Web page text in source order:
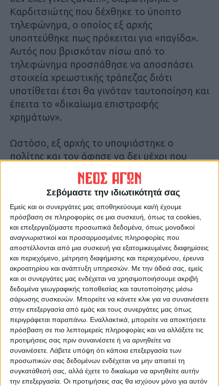
Σεβόμαστε την ιδιωτικότητά σας
Εμείς και οι συνεργάτες μας αποθηκεύουμε και/ή έχουμε
πρόσβαση σε πληροφορίες σε μια συσκευή, όπως τα cookies,
και επεξεργαζόμαστε προσωπικά δεδομένα, όπως μοναδικοί
αναγνωριστικοί και προσαρμοσμένες πληροφορίες που
αποστέλλονται από μια συσκευή για εξατομικευμένες διαφημίσεις
και περιεχόμενο, μέτρηση διαφήμισης και περιεχομένου, έρευνα
ακροατηρίου και ανάπτυξη υπηρεσιών. Με την άδειά σας, εμείς
και οι συνεργάτες μας ενδέχεται να χρησιμοποιήσουμε ακριβή
δεδομένα γεωγραφικής τοποθεσίας και ταυτοποίησης μέσω
σάρωσης συσκευών. Μπορείτε να κάνετε κλικ για να συναινέσετε
στην επεξεργασία από εμάς και τους συνεργάτες μας όπως
περιγράφεται παραπάνω. Εναλλακτικά, μπορείτε να αποκτήσετε
πρόσβαση σε πιο λεπτομερείς πληροφορίες και να αλλάξετε τις
προτιμήσεις σας πριν συναινέσετε ή να αρνηθείτε να
συναινέσετε. Λάβετε υπόψη ότι κάποια επεξεργασία των
προσωπικών σας δεδομένων ενδέχεται να μην απαιτεί τη
συγκατάθεσή σας, αλλά έχετε το δικαίωμα να αρνηθείτε αυτήν
την επεξεργασία. Οι προτιμήσεις σας θα ισχύουν μόνο για αυτόν
Καρδιτσιώτης που δέχθηκε το ύποπτο
τηλεφώνημα, ο οποίος εξ αρχής
υποπτεύθηκε πως πρόκειται για «παγίδα».
Αυτός που βρισκόταν πίσω από το
τηλεφώνημα προσπάθησε να αποσπάσει
στοιχεία χρεωστικής τράπεζας διότι
υποτίθεται έτσι θα γινόταν ταυτοποίηση και
έπειτα το «δικαίωμα επιστροφής
χρημάτων».
Ωστόσο, εξ αρχής το υποψιάστηκε ο
πολίτης και τον άφησε να δει μέχρι που
μπορεί να το… τραβήξει. Το συγκεκριμένο
τηλεφώνημα είναι ένα ακόμη από αυτά που
γίνονται όλο αυτό το διάστημα με σκοπό
την εξαπάτηση και την υπεξαίρεση
χρημάτων από πολίτες και της Καρδίτσας,
οπότε συνιστάται προσοχή από όλους.
Δ.Γ.
Τελευταίες Ειδήσεις Σήμερα
Ακολούθησε την εφημερίδα ΝΕΟΣ
ΑΓΩΝ στο Google News!
Όλες οι εξελίξεις στην περιοχή της
Καρδίτσας και ευρύτερα της Θεσσαλίας
ΠΡΟΗΓΟΥΜΕΝΟ ΑΡΘΡΟ ΕΠΟΜΕΝΟ ΑΡΘΡΟ